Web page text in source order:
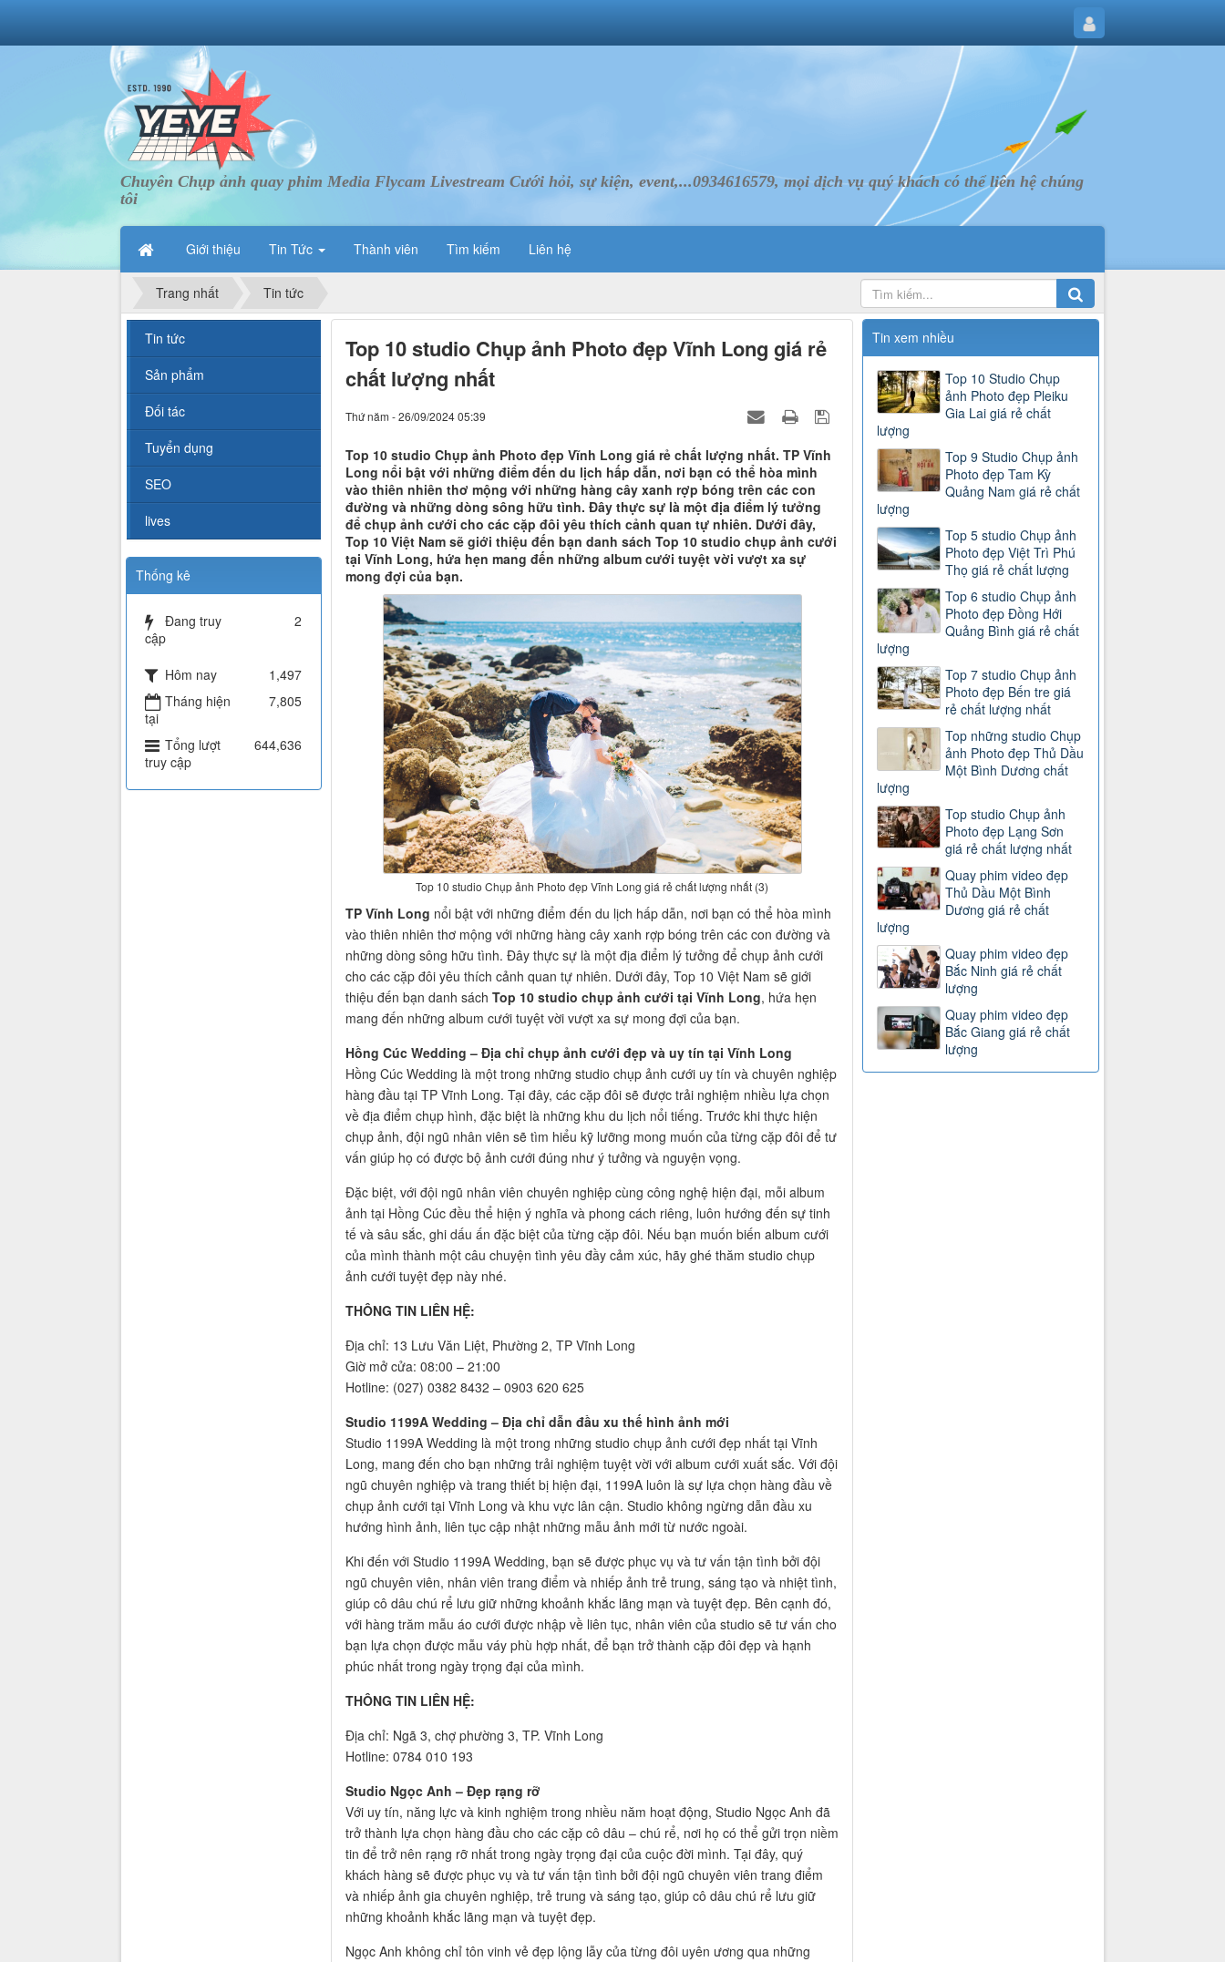
Chuyên Chụp ảnh quay phim Media Flycam Livestream Cưới hỏi, sự kiện, event,...0934616579, mọi dịch vụ quý khách có thể liên hệ chúng
tôi
Giới thiệu Tin Tức Thành viên Tìm kiếm Liên hệ
Trang nhất Tin tức
Top 10 studio Chụp ảnh Photo đẹp Vĩnh Long giá rẻ
chất lượng nhất
Thứ năm - 26/09/2024 05:39
Top 10 studio Chụp ảnh Photo đẹp Vĩnh Long giá rẻ chất lượng nhất. TP Vĩnh
Long nổi bật với những điểm đến du lịch hấp dẫn, nơi bạn có thể hòa mình
vào thiên nhiên thơ mộng với những hàng cây xanh rợp bóng trên các con
đường và những dòng sông hữu tình. Đây thực sự là một địa điểm lý tưởng
để chụp ảnh cưới cho các cặp đôi yêu thích cảnh quan tự nhiên. Dưới đây,
Top 10 Việt Nam sẽ giới thiệu đến bạn danh sách Top 10 studio chụp ảnh cưới
tại Vĩnh Long, hứa hẹn mang đến những album cưới tuyệt vời vượt xa sự
mong đợi của bạn.
Top 10 studio Chụp ảnh Photo đẹp Vĩnh Long giá rẻ chất lượng nhất (3)
TP Vĩnh Long nổi bật với những điểm đến du lịch hấp dẫn, nơi bạn có thể hòa mình
vào thiên nhiên thơ mộng với những hàng cây xanh rợp bóng trên các con đường và
những dòng sông hữu tình. Đây thực sự là một địa điểm lý tưởng để chụp ảnh cưới
cho các cặp đôi yêu thích cảnh quan tự nhiên. Dưới đây, Top 10 Việt Nam sẽ giới
thiệu đến bạn danh sách Top 10 studio chụp ảnh cưới tại Vĩnh Long, hứa hẹn
mang đến những album cưới tuyệt vời vượt xa sự mong đợi của bạn.
Hồng Cúc Wedding – Địa chỉ chụp ảnh cưới đẹp và uy tín tại Vĩnh Long
Hồng Cúc Wedding là một trong những studio chụp ảnh cưới uy tín và chuyên nghiệp
hàng đầu tại TP Vĩnh Long. Tại đây, các cặp đôi sẽ được trải nghiệm nhiều lựa chọn
về địa điểm chụp hình, đặc biệt là những khu du lịch nổi tiếng. Trước khi thực hiện
chụp ảnh, đội ngũ nhân viên sẽ tìm hiểu kỹ lưỡng mong muốn của từng cặp đôi để tư
vấn giúp họ có được bộ ảnh cưới đúng như ý tưởng và nguyện vọng.
Đặc biệt, với đội ngũ nhân viên chuyên nghiệp cùng công nghệ hiện đại, mỗi album
ảnh tại Hồng Cúc đều thể hiện ý nghĩa và phong cách riêng, luôn hướng đến sự tinh
tế và sâu sắc, ghi dấu ấn đặc biệt của từng cặp đôi. Nếu bạn muốn biến album cưới
của mình thành một câu chuyện tình yêu đầy cảm xúc, hãy ghé thăm studio chụp
ảnh cưới tuyệt đẹp này nhé.
THÔNG TIN LIÊN HỆ:
Địa chỉ: 13 Lưu Văn Liệt, Phường 2, TP Vĩnh Long
Giờ mở cửa: 08:00 – 21:00
Hotline: (027) 0382 8432 – 0903 620 625
Studio 1199A Wedding – Địa chỉ dẫn đầu xu thế hình ảnh mới
Studio 1199A Wedding là một trong những studio chụp ảnh cưới đẹp nhất tại Vĩnh
Long, mang đến cho bạn những trải nghiệm tuyệt vời với album cưới xuất sắc. Với đội
ngũ chuyên nghiệp và trang thiết bị hiện đại, 1199A luôn là sự lựa chọn hàng đầu về
chụp ảnh cưới tại Vĩnh Long và khu vực lân cận. Studio không ngừng dẫn đầu xu
hướng hình ảnh, liên tục cập nhật những mẫu ảnh mới từ nước ngoài.
Khi đến với Studio 1199A Wedding, bạn sẽ được phục vụ và tư vấn tận tình bởi đội
ngũ chuyên viên, nhân viên trang điểm và nhiếp ảnh trẻ trung, sáng tạo và nhiệt tình,
giúp cô dâu chú rể lưu giữ những khoảnh khắc lãng mạn và tuyệt đẹp. Bên cạnh đó,
với hàng trăm mẫu áo cưới được nhập về liên tục, nhân viên của studio sẽ tư vấn cho
bạn lựa chọn được mẫu váy phù hợp nhất, để bạn trở thành cặp đôi đẹp và hạnh
phúc nhất trong ngày trọng đại của mình.
THÔNG TIN LIÊN HỆ:
Địa chỉ: Ngã 3, chợ phường 3, TP. Vĩnh Long
Hotline: 0784 010 193
Studio Ngọc Anh – Đẹp rạng rỡ
Với uy tín, năng lực và kinh nghiệm trong nhiều năm hoạt động, Studio Ngọc Anh đã
trở thành lựa chọn hàng đầu cho các cặp cô dâu – chú rể, nơi họ có thể gửi trọn niềm
tin để trở nên rạng rỡ nhất trong ngày trọng đại của cuộc đời mình. Tại đây, quý
khách hàng sẽ được phục vụ và tư vấn tận tình bởi đội ngũ chuyên viên trang điểm
và nhiếp ảnh gia chuyên nghiệp, trẻ trung và sáng tạo, giúp cô dâu chú rể lưu giữ
những khoảnh khắc lãng mạn và tuyệt đẹp.
Ngọc Anh không chỉ tôn vinh vẻ đẹp lộng lẫy của từng đôi uyên ương qua những
Tin xem nhiều
Top 10 Studio Chụp
ảnh Photo đẹp Pleiku
Gia Lai giá rẻ chất
lượng
Top 9 Studio Chụp ảnh
Photo đẹp Tam Kỳ
Quảng Nam giá rẻ chất
lượng
Top 5 studio Chụp ảnh
Photo đẹp Việt Trì Phú
Thọ giá rẻ chất lượng
Top 6 studio Chụp ảnh
Photo đẹp Đồng Hới
Quảng Bình giá rẻ chất
lượng
Top 7 studio Chụp ảnh
Photo đẹp Bến tre giá
rẻ chất lượng nhất
Top những studio Chụp
ảnh Photo đẹp Thủ Dầu
Một Bình Dương chất
lượng
Top studio Chụp ảnh
Photo đẹp Lạng Sơn
giá rẻ chất lượng nhất
Quay phim video đẹp
Thủ Dầu Một Bình
Dương giá rẻ chất
lượng
Quay phim video đẹp
Bắc Ninh giá rẻ chất
lượng
Quay phim video đẹp
Bắc Giang giá rẻ chất
lượng
Tin tức
Sản phẩm
Đối tác
Tuyển dụng
SEO
lives
Thống kê
Đang truy
cập
2
Hôm nay
1,497
Tháng hiện
tại
7,805
Tổng lượt
truy cập
644,636